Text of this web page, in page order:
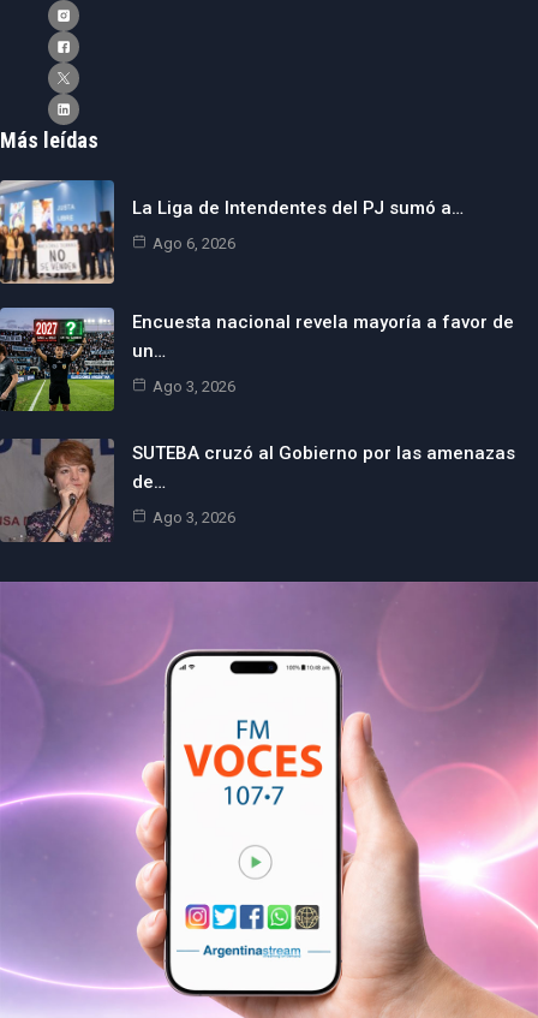
Más leídas
La Liga de Intendentes del PJ sumó a…
Ago 6, 2026
Encuesta nacional revela mayoría a favor de
un…
Ago 3, 2026
SUTEBA cruzó al Gobierno por las amenazas
de…
Ago 3, 2026